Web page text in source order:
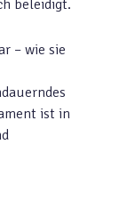
beleidigt.
– wie sie
ist in